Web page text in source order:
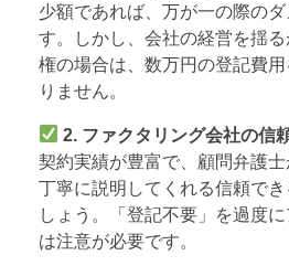
少額であれば、万が一の際の
す。しかし、会社の経営を揺
権の場合は、数万円の登記費
りません。
2. ファクタリング会社の信
契約実績が豊富で、顧問弁護
丁寧に説明してくれる信頼で
しょう。「登記不要」を過度
は注意が必要です。